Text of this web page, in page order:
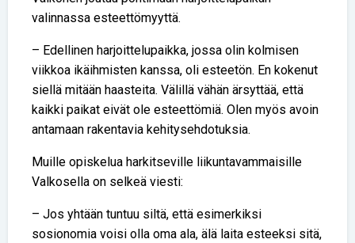
valinnassa esteettömyyttä.
– Edellinen harjoittelupaikka, jossa olin kolmisen
viikkoa ikäihmisten kanssa, oli esteetön. En kokenut
siellä mitään haasteita. Välillä vähän ärsyttää, että
kaikki paikat eivät ole esteettömiä. Olen myös avoin
antamaan rakentavia kehitysehdotuksia.
Muille opiskelua harkitseville liikuntavammaisille
Valkosella on selkeä viesti:
– Jos yhtään tuntuu siltä, että esimerkiksi
sosionomia voisi olla oma ala, älä laita esteeksi sitä,